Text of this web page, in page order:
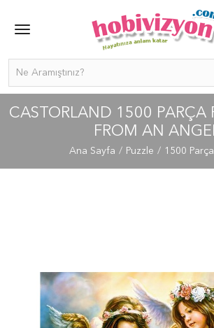
CASTORLAND 1500 PARÇA
FROM AN
Ana Sayfa Puzzle 1500